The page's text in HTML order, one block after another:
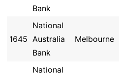
Bank
1645
National
Australia
Bank
Melbourne
National